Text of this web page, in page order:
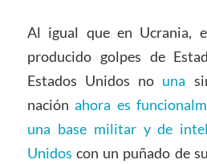
Al igual que en Ucrania,
producido golpes de
Estados Unidos no una
naciónahora es
una base militar y de
Unidos con un puñado de